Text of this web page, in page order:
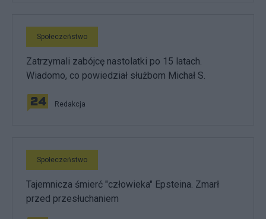
Społeczeństwo
Zatrzymali zabójcę nastolatki po 15 latach.
Wiadomo, co powiedział służbom Michał S.
Redakcja
Społeczeństwo
Tajemnicza śmierć "człowieka" Epsteina. Zmarł
przed przesłuchaniem